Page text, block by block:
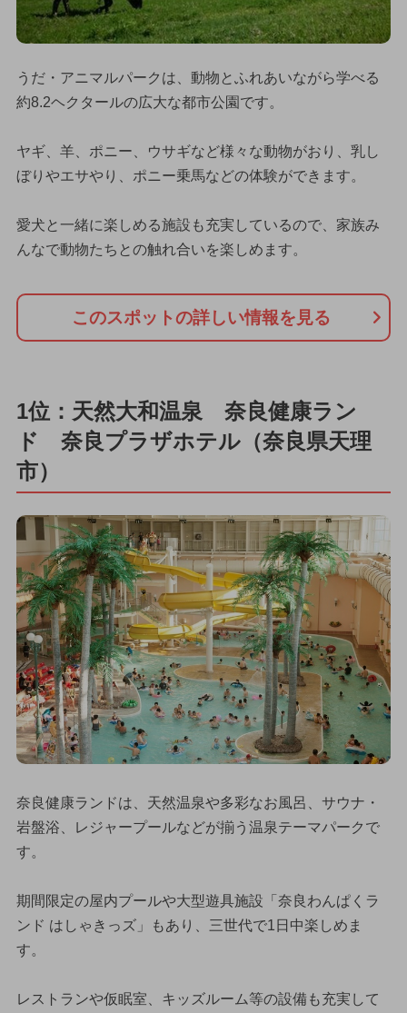
うだ・アニマルパークは、動物とふれあいながら学べる
約8.2ヘクタールの広大な都市公園です。
ヤギ、羊、ポニー、ウサギなど様々な動物がおり、乳し
ぼりやエサやり、ポニー乗馬などの体験ができます。
愛犬と一緒に楽しめる施設も充実しているので、家族み
んなで動物たちとの触れ合いを楽しめます。
このスポットの詳しい情報を見る
1位：天然大和温泉 奈良健康ラン
ド 奈良プラザホテル（奈良県天理
市）
奈良健康ランドは、天然温泉や多彩なお風呂、サウナ・
岩盤浴、レジャープールなどが揃う温泉テーマパークで
す。
期間限定の屋内プールや大型遊具施設「奈良わんぱくラ
ンド はしゃきっズ」もあり、三世代で1日中楽しめま
す。
レストランや仮眠室、キッズルーム等の設備も充実して